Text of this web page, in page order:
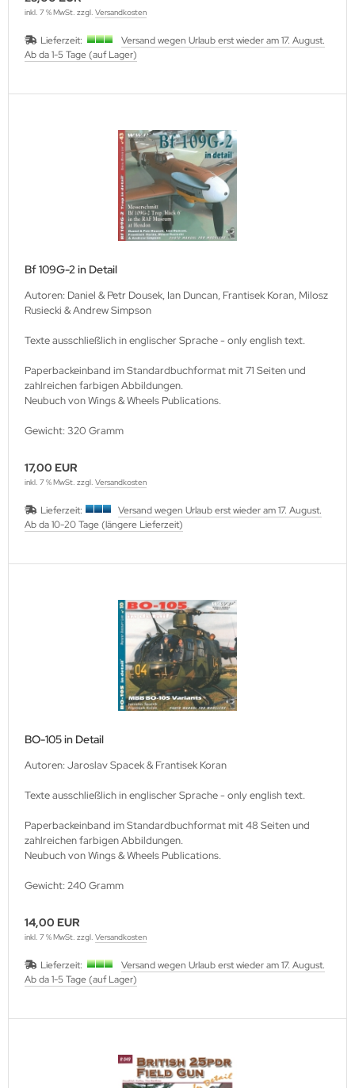
inkl. 7 % MwSt. zzgl. Versandkosten
Lieferzeit:
Versand wegen Urlaub erst wieder am 17. August.
Ab da 1-5 Tage (auf Lager)
Bf 109G-2 in Detail
Autoren: Daniel & Petr Dousek, Ian Duncan, Frantisek Koran, Milosz
Rusiecki & Andrew Simpson
Texte ausschließlich in englischer Sprache - only english text.
Paperbackeinband im Standardbuchformat mit 71 Seiten und
zahlreichen farbigen Abbildungen.
Neubuch von Wings & Wheels Publications.
Gewicht: 320 Gramm
17,00 EUR
inkl. 7 % MwSt. zzgl. Versandkosten
Lieferzeit:
Versand wegen Urlaub erst wieder am 17. August.
Ab da 10-20 Tage (längere Lieferzeit)
BO-105 in Detail
Autoren: Jaroslav Spacek & Frantisek Koran
Texte ausschließlich in englischer Sprache - only english text.
Paperbackeinband im Standardbuchformat mit 48 Seiten und
zahlreichen farbigen Abbildungen.
Neubuch von Wings & Wheels Publications.
Gewicht: 240 Gramm
14,00 EUR
inkl. 7 % MwSt. zzgl. Versandkosten
Lieferzeit:
Versand wegen Urlaub erst wieder am 17. August.
Ab da 1-5 Tage (auf Lager)